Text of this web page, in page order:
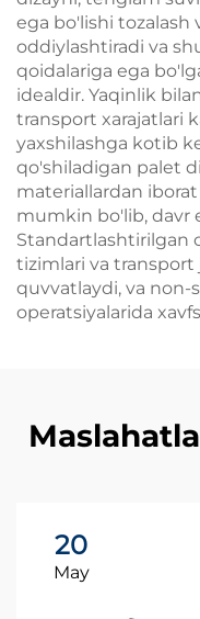
ega bo'lishi tozalash
oddiylashtiradi va
qoidalariga ega
idealdir. Yaqinlik
transport xarajatlari
yaxshilashga kotib
qo'shiladigan palet
materiallardan
mumkin bo'lib, davr
Standartlashtirilgan
tizimlari va
quvvatlaydi, va non-
operatsiyalarida
20
May